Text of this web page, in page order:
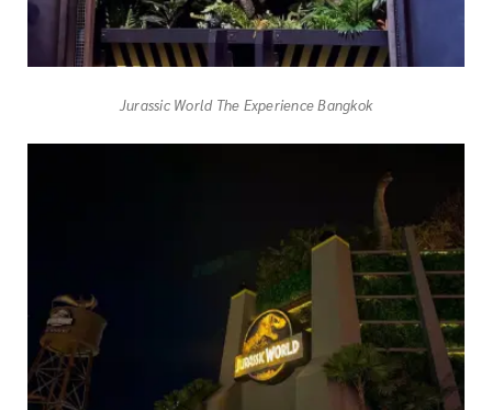
Jurassic World The Experience Bangkok